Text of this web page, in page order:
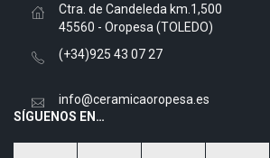
Ctra. de Candeleda km.1,500
45560 - Oropesa (TOLEDO)
(+34)925 43 07 27
info@ceramicaoropesa.es
SÍGUENOS EN…